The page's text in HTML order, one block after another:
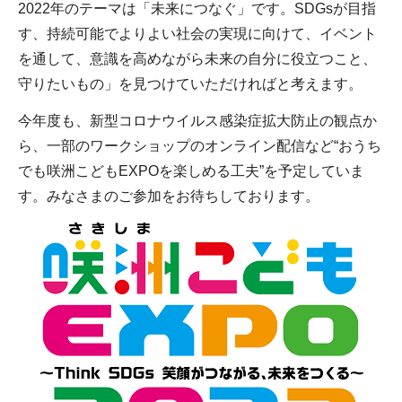
2022年のテーマは「未来につなぐ」です。SDGsが目指
す、持続可能でよりよい社会の実現に向けて、イベント
を通して、意識を高めながら未来の自分に役立つこと、
守りたいもの」を見つけていただければと考えます。
今年度も、新型コロナウイルス感染症拡大防止の観点か
ら、一部のワークショップのオンライン配信など“おうち
でも咲洲こどもEXPOを楽しめる工夫”を予定していま
す。みなさまのご参加をお待ちしております。